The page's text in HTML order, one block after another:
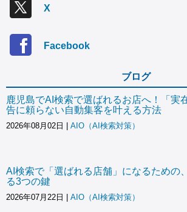
X
Facebook
ブログ
鹿児島でAI検索で選ばれるお店へ！「実
告に頼らない自動集客を叶える方法
2026年08月02日 | AIO（AI検索対策）
AI検索で「選ばれる店舗」になるための
る3つの鍵
2026年07月22日 | AIO（AI検索対策）